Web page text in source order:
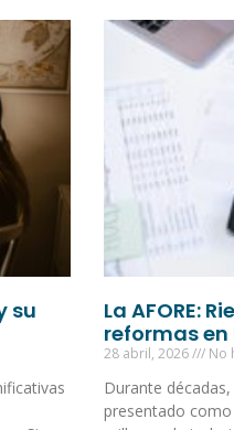
su
La AFORE:
reformas en
28 abril, 2026 No
Durante
presentado